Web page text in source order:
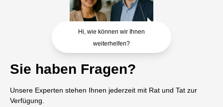
Hi, wie können wir Ihnen
weiterhelfen?
Sie haben Fragen?
Unsere Experten stehen Ihnen jederzeit mit Rat und Tat zur
Verfügung.